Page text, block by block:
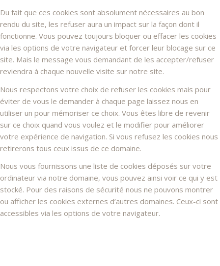
Du fait que ces cookies sont absolument nécessaires au bon
rendu du site, les refuser aura un impact sur la façon dont il
fonctionne. Vous pouvez toujours bloquer ou effacer les cookies
via les options de votre navigateur et forcer leur blocage sur ce
site. Mais le message vous demandant de les accepter/refuser
reviendra à chaque nouvelle visite sur notre site.
Nous respectons votre choix de refuser les cookies mais pour
éviter de vous le demander à chaque page laissez nous en
utiliser un pour mémoriser ce choix. Vous êtes libre de revenir
sur ce choix quand vous voulez et le modifier pour améliorer
votre expérience de navigation. Si vous refusez les cookies nous
retirerons tous ceux issus de ce domaine.
Nous vous fournissons une liste de cookies déposés sur votre
ordinateur via notre domaine, vous pouvez ainsi voir ce qui y est
stocké. Pour des raisons de sécurité nous ne pouvons montrer
ou afficher les cookies externes d’autres domaines. Ceux-ci sont
accessibles via les options de votre navigateur.